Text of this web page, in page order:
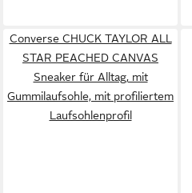
Converse CHUCK TAYLOR ALL
STAR PEACHED CANVAS
Sneaker für Alltag, mit
Gummilaufsohle, mit profiliertem
Laufsohlenprofil